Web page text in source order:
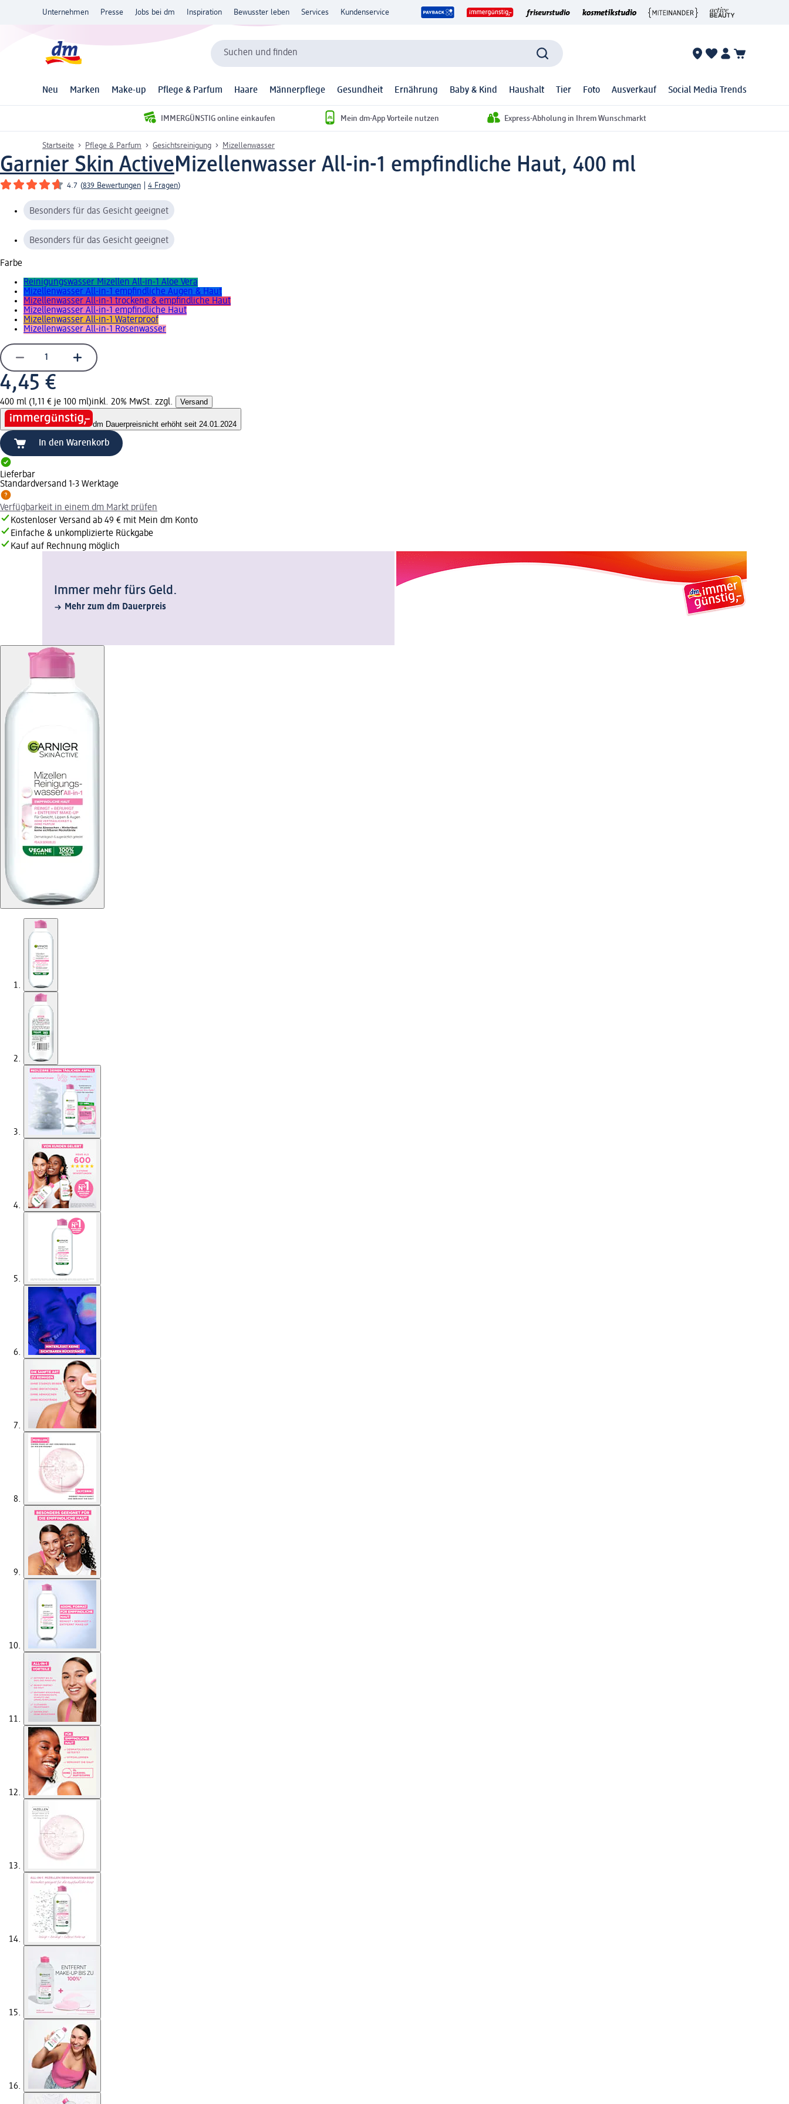
Unternehmen Presse Jobs bei dm Inspiration Bewusster leben Services Kundenservice
Suchen und finden
Neu Marken Make-up Pflege & Parfum Haare Männerpflege Gesundheit Ernährung Baby & Kind Haushalt Tier Foto Ausverkauf Social Media Trends
IMMERGÜNSTIG online einkaufen Mein dm-App Vorteile nutzen Express-Abholung in Ihrem Wunschmarkt
Startseite Pflege & Parfum Gesichtsreinigung Mizellenwasser
Garnier Skin ActiveMizellenwasser All-in-1 empfindliche Haut, 400 ml
4.7 (839 Bewertungen 4 Fragen)
Besonders für das Gesicht geeignet
Besonders für das Gesicht geeignet
Farbe
Reinigungswasser Mizellen All-in-1 Aloe Vera
Mizellenwasser All-in-1 empfindliche Augen & Haut
Mizellenwasser All-in-1 trockene & empfindliche Haut
Mizellenwasser All-in-1 empfindliche Haut
Mizellenwasser All-in-1 Waterproof
Mizellenwasser All-in-1 Rosenwasser
4,45 €
400 ml (1,11 € je 100 ml)inkl. 20% MwSt. zzgl. Versand
dm Dauerpreisnicht erhöht seit 24.01.2024
In den Warenkorb
Lieferbar
Standardversand 1-3 Werktage
Verfügbarkeit in einem dm Markt prüfen
Kostenloser Versand ab 49 € mit Mein dm Konto
Einfache & unkomplizierte Rückgabe
Kauf auf Rechnung möglich
Immer mehr fürs Geld.
Mehr zum dm Dauerpreis